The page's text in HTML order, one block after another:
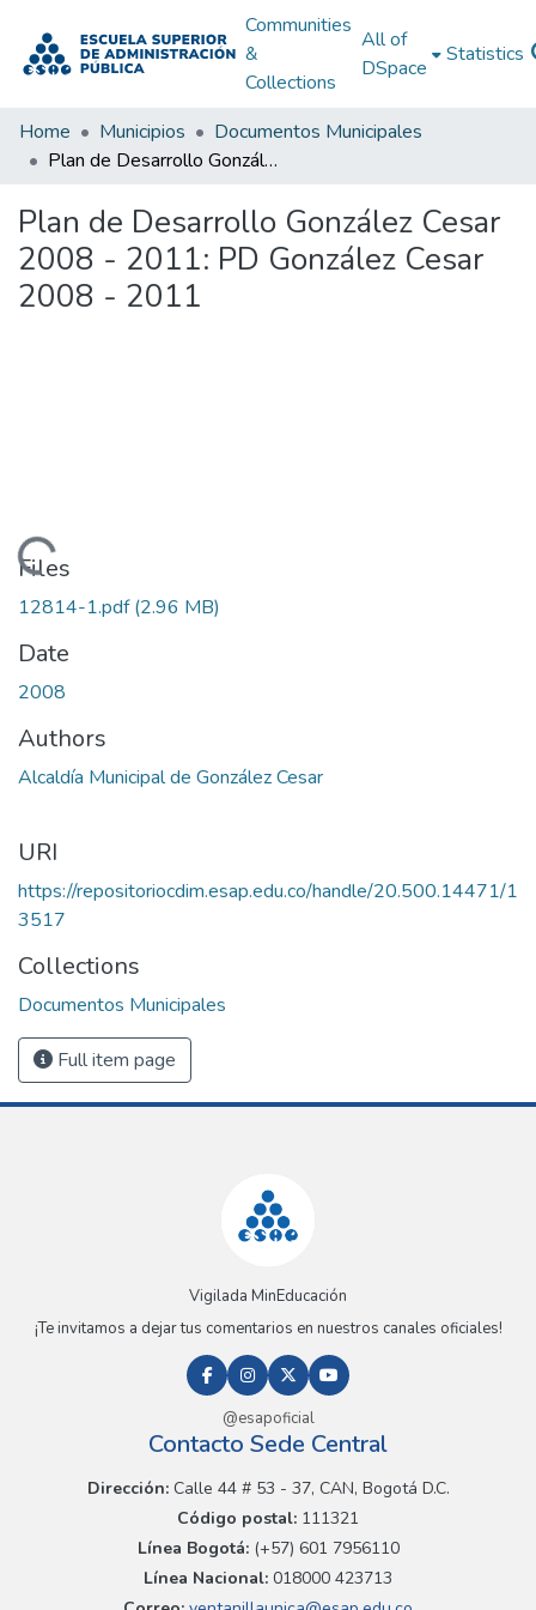
Communities
&
Collections
All of
DSpace
Statistics
Home Municipios
Documentos Municipales
Plan de Desarrollo González Cesar 2008 - 2011: PD González Cesar 2008 - 2011
Plan de Desarrollo González Cesar
2008 - 2011: PD González Cesar
2008 - 2011
Loading...
Files
12814-1.pdf(2.96 MB)
Date
2008
Authors
Alcaldía Municipal de González Cesar
URI
https://repositoriocdim.esap.edu.co/handle/20.500.14471/1
3517
Collections
Documentos Municipales
Full item page
Vigilada MinEducación
¡Te invitamos a dejar tus comentarios en nuestros canales oficiales!
@esapoficial
Contacto Sede Central
Dirección:Calle 44 # 53 - 37, CAN, Bogotá D.C.
Código postal: 111321
Línea Bogotá:(+57) 601 7956110
Línea Nacional: 018000 423713